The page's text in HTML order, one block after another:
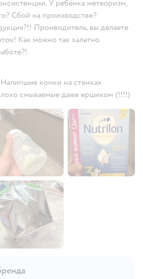
У ребёнка метеоризм,
Сбой на производстве?
Проиводитель, вы делаете
Как можно так халатно
комки на стенках
смываемые даже ершиком (!!!!)